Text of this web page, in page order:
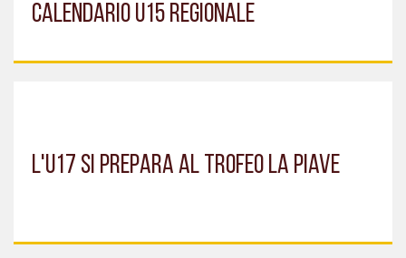
CALENDARIO U15 REGIONALE
L'U17 SI PREPARA AL TROFEO LA PIAVE